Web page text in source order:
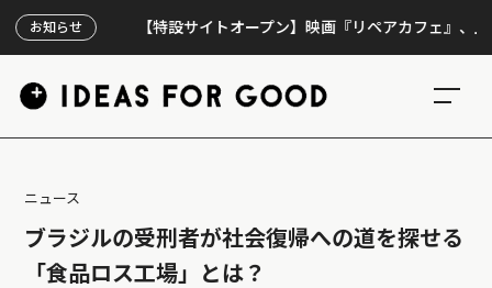
お知らせ【特設サイトオープン】映画『リペアカフェ』、上映300
ニュース
ブラジルの受刑者が社会復帰への道を探せる
「食品ロス工場」とは？